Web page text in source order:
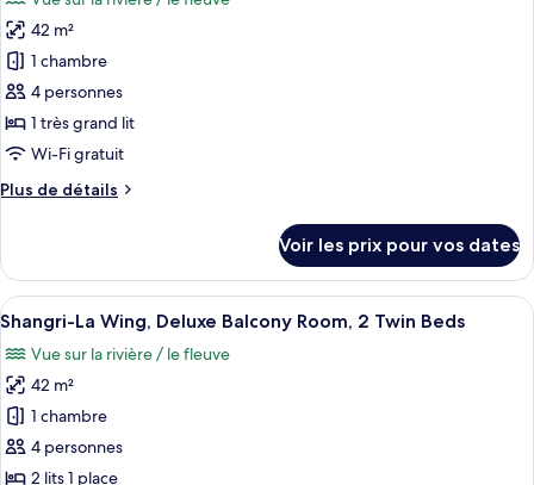
lits
une
place
La
Wing,
Chambre
Deluxe,
2
lits
une
les
photos
pour
ce
type
de
chambre :
Shangri-
Deluxe
Balcony
Room,
1
King
Bed
42 m²
1 chambre
4 personnes
1 très grand lit
Wi-Fi gratuit
Plus de détails
Plus
le
type
de
chambre
Shangri-
La
Wing,
Deluxe
Balcony
Room,
Voir les prix pour vos dates
Afficher
toutes
les
photos
pour
ce
type
Une chambre d’hôtel avec deux lits,
9
Shangri-La Wing, Deluxe Balcony Room, 2 Twin Beds
Vue sur la rivière / le fleuve
42 m²
1 chambre
4 personnes
2 lits 1 place